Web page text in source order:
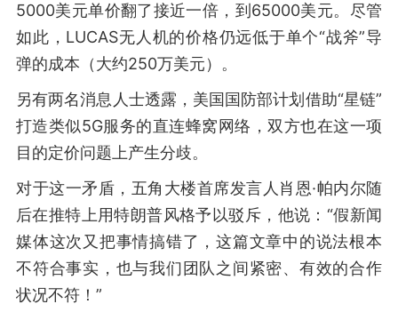
5000美元单价翻了接近一倍，到65000美元。尽管
如此，LUCAS无人机的价格仍远低于单个“战斧”导
弹的成本（大约250万美元）。
另有两名消息人士透露，美国国防部计划借助“星链”
打造类似5G服务的直连蜂窝网络，双方也在这一项
目的定价问题上产生分歧。
对于这一矛盾，五角大楼首席发言人肖恩·帕内尔随
后在推特上用特朗普风格予以驳斥，他说：“假新闻
媒体这次又把事情搞错了，这篇文章中的说法根本
不符合事实，也与我们团队之间紧密、有效的合作
状况不符！”